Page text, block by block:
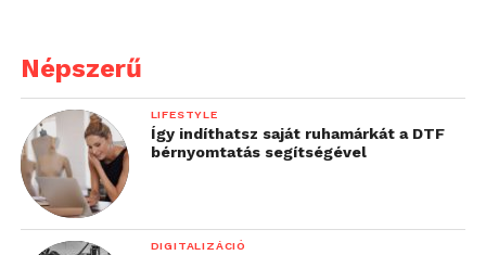
Népszerű
LIFESTYLE
Így indíthatsz saját ruhamárkát a DTF
bérnyomtatás segítségével
DIGITALIZÁCIÓ